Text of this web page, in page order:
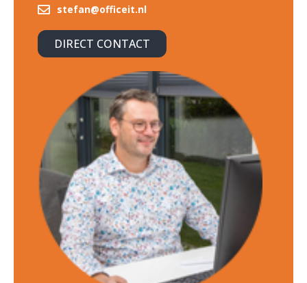
stefan@officeit.nl
DIRECT CONTACT